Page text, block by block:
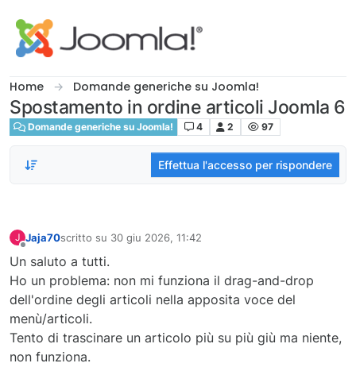
Home Domande generiche su Joomla!
Spostamento in ordine articoli Joomla 6
Domande generiche su Joomla! 4 2 97
Effettua l'accesso per rispondere
J Jaja70scritto su 30 giu 2026, 11:42
ultima modifica di
Un saluto a tutti.
Ho un problema: non mi funziona il drag-and-drop
dell'ordine degli articoli nella apposita voce del
menù/articoli.
Tento di trascinare un articolo più su più giù ma niente,
non funziona.